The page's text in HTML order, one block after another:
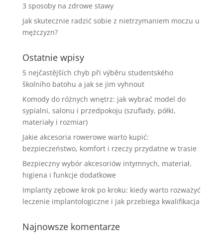
3 sposoby na zdrowe stawy
Jak skutecznie radzić sobie z nietrzymaniem moczu u
mężczyzn?
Ostatnie wpisy
5 nejčastějších chyb při výběru studentského
školního batohu a jak se jim vyhnout
Komody do różnych wnętrz: jak wybrać model do
sypialni, salonu i przedpokoju (szuflady, półki,
materiały i rozmiar)
Jakie akcesoria rowerowe warto kupić:
bezpieczeństwo, komfort i rzeczy przydatne w trasie
Bezpieczny wybór akcesoriów intymnych, materiał,
higiena i funkcje dodatkowe
Implanty zębowe krok po kroku: kiedy warto rozważyć
leczenie implantologiczne i jak przebiega kwalifikacja
Najnowsze komentarze